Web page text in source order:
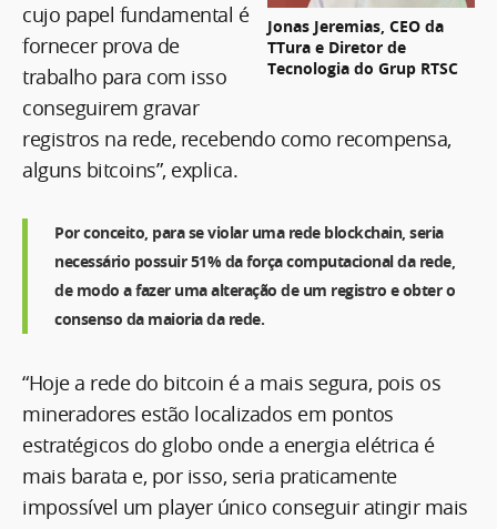
Jonas Jeremias, CEO da
TTura e Diretor de
Tecnologia do Grup RTSC
cujo papel fundamental é
fornecer prova de
trabalho para com isso
conseguirem gravar
registros na rede, recebendo como recompensa,
alguns bitcoins”, explica.
Por conceito, para se violar uma rede blockchain, seria
necessário possuir 51% da força computacional da rede,
de modo a fazer uma alteração de um registro e obter o
consenso da maioria da rede.
“Hoje a rede do bitcoin é a mais segura, pois os
mineradores estão localizados em pontos
estratégicos do globo onde a energia elétrica é
mais barata e, por isso, seria praticamente
impossível um player único conseguir atingir mais